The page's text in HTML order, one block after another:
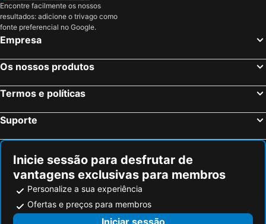
Avermes, Auvergne Hotéis
Montchanin, Borgonha Hotéis
Nice, Provença-Alpes-Costa Azul Hotéis
Estrasburgo, Alsácia Hotéis
Bordéus, Aquitânia Hotéis
Colmar, Alsácia Hotéis
Encontre facilmente os nossos
resultados: adicione o trivago como
fonte preferencial no Google.
Empresa
Os nossos produtos
Termos e políticas
Suporte
Inicie sessão para desfrutar de
vantagens exclusivas para membros
Personalize a sua experiência
Ofertas e preços para membros
Iniciar sessão